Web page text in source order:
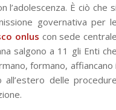
È ciò che si
governativa per le
onlus con sede centrale
salgono a 11 gli Enti che
formano, affiancano i
delle procedure